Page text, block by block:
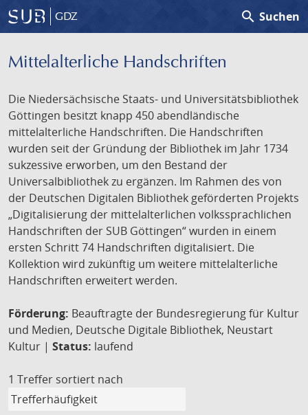
GDZ search Suchen
Mittelalterliche Handschriften
Die Niedersächsische Staats- und Universitätsbibliothek
Göttingen besitzt knapp 450 abendländische
mittelalterliche Handschriften. Die Handschriften
wurden seit der Gründung der Bibliothek im Jahr 1734
sukzessive erworben, um den Bestand der
Universalbibliothek zu ergänzen. Im Rahmen des von
der Deutschen Digitalen Bibliothek geförderten Projekts
„Digitalisierung der mittelalterlichen volkssprachlichen
Handschriften der SUB Göttingen“ wurden in einem
ersten Schritt 74 Handschriften digitalisiert. Die
Kollektion wird zukünftig um weitere mittelalterliche
Handschriften erweitert werden.
Förderung: Beauftragte der Bundesregierung für Kultur
und Medien, Deutsche Digitale Bibliothek, Neustart
Kultur | Status: laufend
1 Treffer sortiert nach